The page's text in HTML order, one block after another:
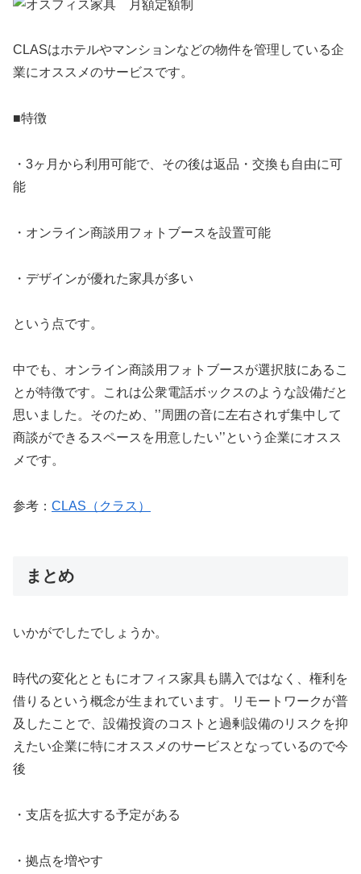
CLASはホテルやマンションなどの物件を管理している企
業にオススメのサービスです。
■特徴
・3ヶ月から利用可能で、その後は返品・交換も自由に可
能
・オンライン商談用フォトブースを設置可能
・デザインが優れた家具が多い
という点です。
中でも、オンライン商談用フォトブースが選択肢にあるこ
とが特徴です。これは公衆電話ボックスのような設備だと
思いました。そのため、’’周囲の音に左右されず集中して
商談ができるスペースを用意したい’’という企業にオスス
メです。
参考： CLAS（クラス）
まとめ
いかがでしたでしょうか。
時代の変化とともにオフィス家具も購入ではなく、権利を
借りるという概念が生まれています。リモートワークが普
及したことで、設備投資のコストと過剰設備のリスクを抑
えたい企業に特にオススメのサービスとなっているので今
後
・支店を拡大する予定がある
・拠点を増やす